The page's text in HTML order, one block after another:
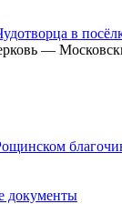
в
—
документы